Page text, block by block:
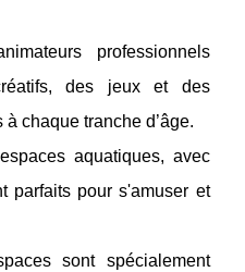
professionnels
des jeux et des
chaque tranche d’âge.
aquatiques, avec
parfaits pour s'amuser et
sont spécialement